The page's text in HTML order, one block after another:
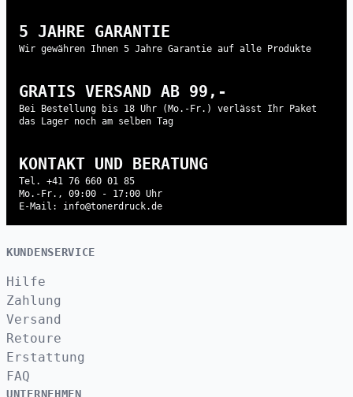
5 JAHRE GARANTIE
Wir gewähren Ihnen 5 Jahre Garantie auf alle Produkte
GRATIS VERSAND AB 99,-
Bei Bestellung bis 18 Uhr (Mo.-Fr.) verlässt Ihr Paket
das Lager noch am selben Tag
KONTAKT UND BERATUNG
Tel. +41 76 660 01 85
Mo.-Fr., 09:00 - 17:00 Uhr
E-Mail: info@tonerdruck.de
KUNDENSERVICE
Hilfe
Zahlung
Versand
Retoure
Erstattung
FAQ
UNTERNEHMEN